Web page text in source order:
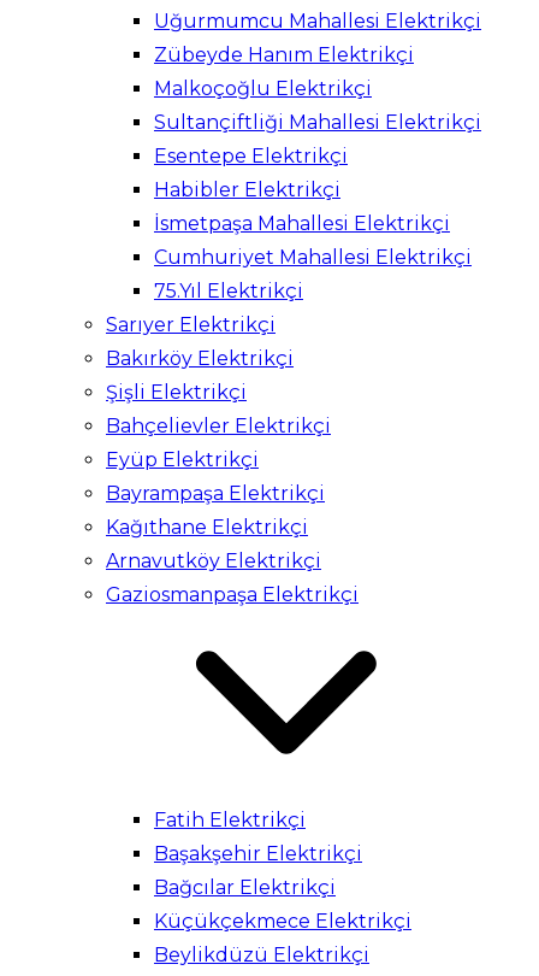
Uğurmumcu Mahallesi Elektrikçi
Zübeyde Hanım Elektrikçi
Malkoçoğlu Elektrikçi
Sultançiftliği Mahallesi Elektrikçi
Esentepe Elektrikçi
Habibler Elektrikçi
İsmetpaşa Mahallesi Elektrikçi
Cumhuriyet Mahallesi Elektrikçi
75.Yıl Elektrikçi
Sarıyer Elektrikçi
Bakırköy Elektrikçi
Şişli Elektrikçi
Bahçelievler Elektrikçi
Eyüp Elektrikçi
Bayrampaşa Elektrikçi
Kağıthane Elektrikçi
Arnavutköy Elektrikçi
Gaziosmanpaşa Elektrikçi
Fatih Elektrikçi
Başakşehir Elektrikçi
Bağcılar Elektrikçi
Küçükçekmece Elektrikçi
Beylikdüzü Elektrikçi